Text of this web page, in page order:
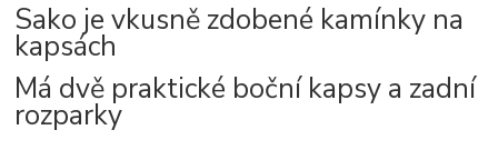
Sako je vkusně zdobené kamínky na
kapsách
Má dvě praktické boční kapsy a zadní
rozparky